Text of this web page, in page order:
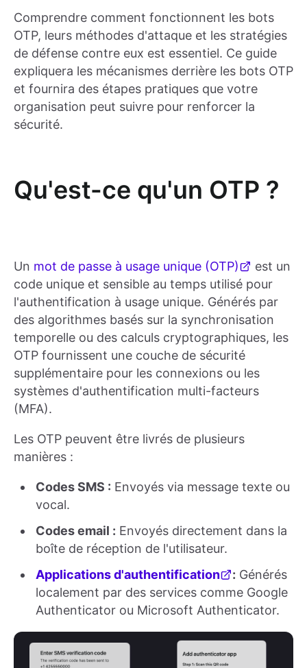
Comprendre comment fonctionnent les bots
OTP, leurs méthodes d'attaque et les stratégies
de défense contre eux est essentiel. Ce guide
expliquera les mécanismes derrière les bots OTP
et fournira des étapes pratiques que votre
organisation peut suivre pour renforcer la
sécurité.
Qu'est-ce qu'un OTP ?
Un mot de passe à usage unique (OTP)
est un
code unique et sensible au temps utilisé pour
l'authentification à usage unique. Générés par
des algorithmes basés sur la synchronisation
temporelle ou des calculs cryptographiques, les
OTP fournissent une couche de sécurité
supplémentaire pour les connexions ou les
systèmes d'authentification multi-facteurs
(MFA).
Les OTP peuvent être livrés de plusieurs
manières :
Codes SMS : Envoyés via message texte ou
vocal.
Codes email : Envoyés directement dans la
boîte de réception de l'utilisateur.
Applications d'authentification
: Générés
localement par des services comme Google
Authenticator ou Microsoft Authenticator.